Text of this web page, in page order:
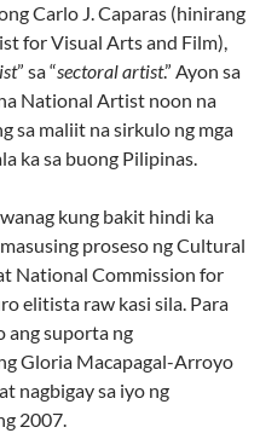
Carlo J. Caparas (hinirang
for Visual Arts and Film),
” sa “sectoral artist.” Ayon sa
National Artist noon na
sa maliit na sirkulo ng mga
ka sa buong Pilipinas.
kung bakit hindi ka
proseso ng Cultural
National Commission for
elitista raw kasi sila. Para
ang suporta ng
Gloria Macapagal-Arroyo
nagbigay sa iyo ng
2007.